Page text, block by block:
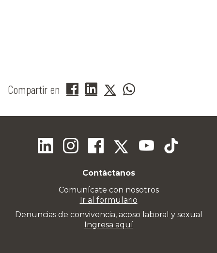
Compartir en
Contáctanos
Comunícate con nosotros
Ir al formulario
Denuncias de convivencia, acoso laboral y sexual
Ingresa aquí